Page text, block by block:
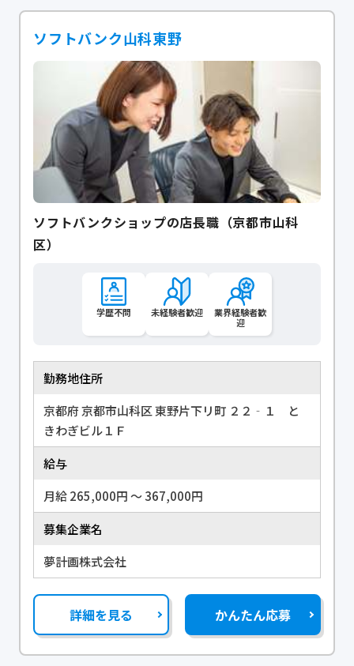
ソフトバンク山科東野
ソフトバンクショップの店長職（京都市山科
区）
学歴不問 未経験者歓迎
業界経験者歓
迎
勤務地住所
京都府 京都市山科区 東野片下リ町 ２２‐１ と
きわぎビル１Ｆ
給与
月給 265,000円 〜 367,000円
募集企業名
夢計画株式会社
詳細を見る かんたん応募